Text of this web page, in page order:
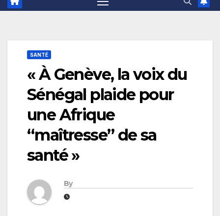
SANTÉ
« À Genève, la voix du
Sénégal plaide pour
une Afrique
“maîtresse” de sa
santé »
By